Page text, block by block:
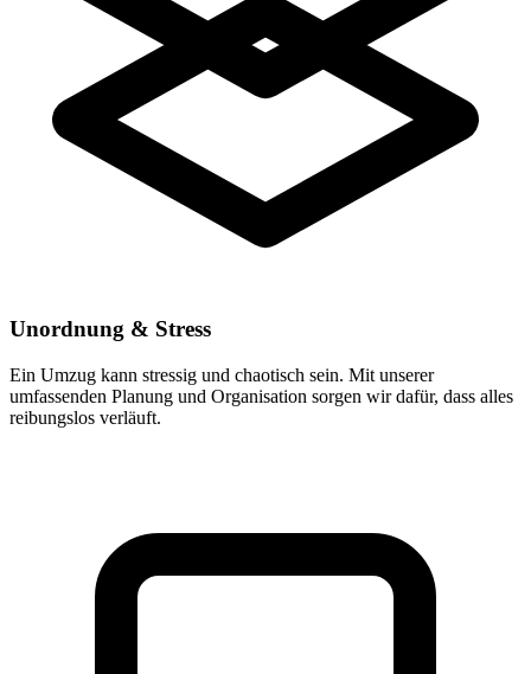
Unordnung & Stress
Ein Umzug kann stressig und chaotisch sein. Mit unserer
umfassenden Planung und Organisation sorgen wir dafür, dass alles
reibungslos verläuft.